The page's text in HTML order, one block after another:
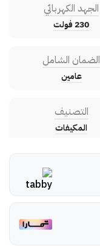
الجهد الكهربائي
230 فولت
الضمان الشامل
عامين
التصنيف
المكيفات